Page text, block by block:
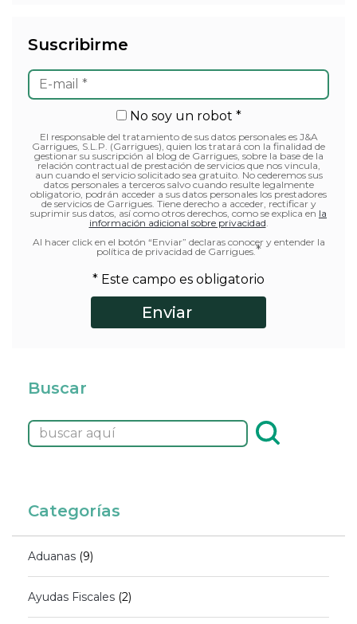
Suscribirme
No soy un robot *
El responsable del tratamiento de sus datos personales es J&A
Garrigues, S.L.P. (Garrigues), quien los tratará con la finalidad de
gestionar su suscripción al blog de Garrigues, sobre la base de la
relación contractual de prestación de servicios que nos vincula,
aun cuando el servicio solicitado sea gratuito. No cederemos sus
datos personales a terceros salvo cuando resulte legalmente
obligatorio, podrán acceder a sus datos personales los prestadores
de servicios de Garrigues. Tiene derecho a acceder, rectificar y
suprimir sus datos, así como otros derechos, como se explica en la
información adicional sobre privacidad
Al hacer click en el botón “Enviar” declaras conocer y entender la
política de privacidad de Garrigues. *
* Este campo es obligatorio
Buscar
Categorías
Aduanas (9)
Ayudas Fiscales (2)